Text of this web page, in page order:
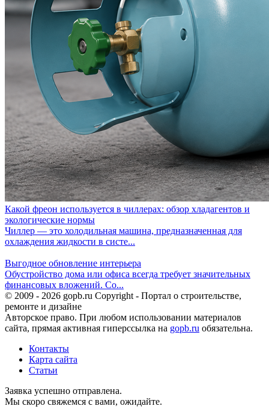
Какой фреон используется в чиллерах: обзор хладагентов и
экологические нормы
Чиллер — это холодильная машина, предназначенная для
охлаждения жидкости в систе...
Выгодное обновление интерьера
Обустройство дома или офиса всегда требует значительных
финансовых вложений. Со...
© 2009 - 2026 gopb.ru Copyright - Портал о строительстве,
ремонте и дизайне
Авторское право. При любом использовании материалов
сайта, прямая активная гиперссылка на gopb.ru обязательна.
Контакты
Карта сайта
Статьи
Заявка успешно отправлена.
Мы скоро свяжемся с вами, ожидайте.